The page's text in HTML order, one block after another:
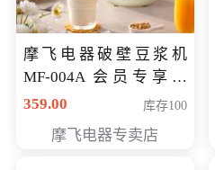
摩飞电器破壁豆浆机
MF-004A 会员专享价
168元
359.00 库存100
摩飞电器专卖店